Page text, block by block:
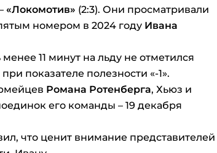
«Локомотив» (2:3). Они просматривали
номером в 2024 году Ивана
11 минут на льду не отметился
показателе полезности «-1».
Романа Ротенберга, Хьюз и
его команды – 19 декабря
что ценит внимание представителей